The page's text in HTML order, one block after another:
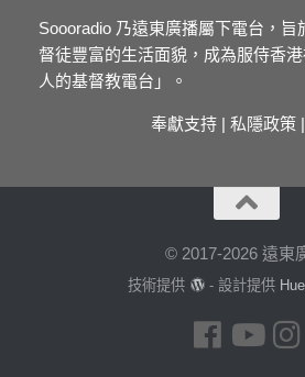
Soooradio 乃遠東廣播屬下電台，
督徒豐富的生活面貌，成為服侍香
人的基督教電台」。
奉獻支持 | 私隱政策 |
© 2017-2026 遠東
技術提供 - 設計提供